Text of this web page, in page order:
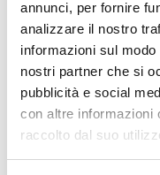
annunci, per fornire
analizzare il nostro
informazioni sul
nostri partner che si
pubblicità e social
con altre informazioni
raccolto dal suo
finalità sopra indicate e/o
manutenzione/
incaricati del servizio di